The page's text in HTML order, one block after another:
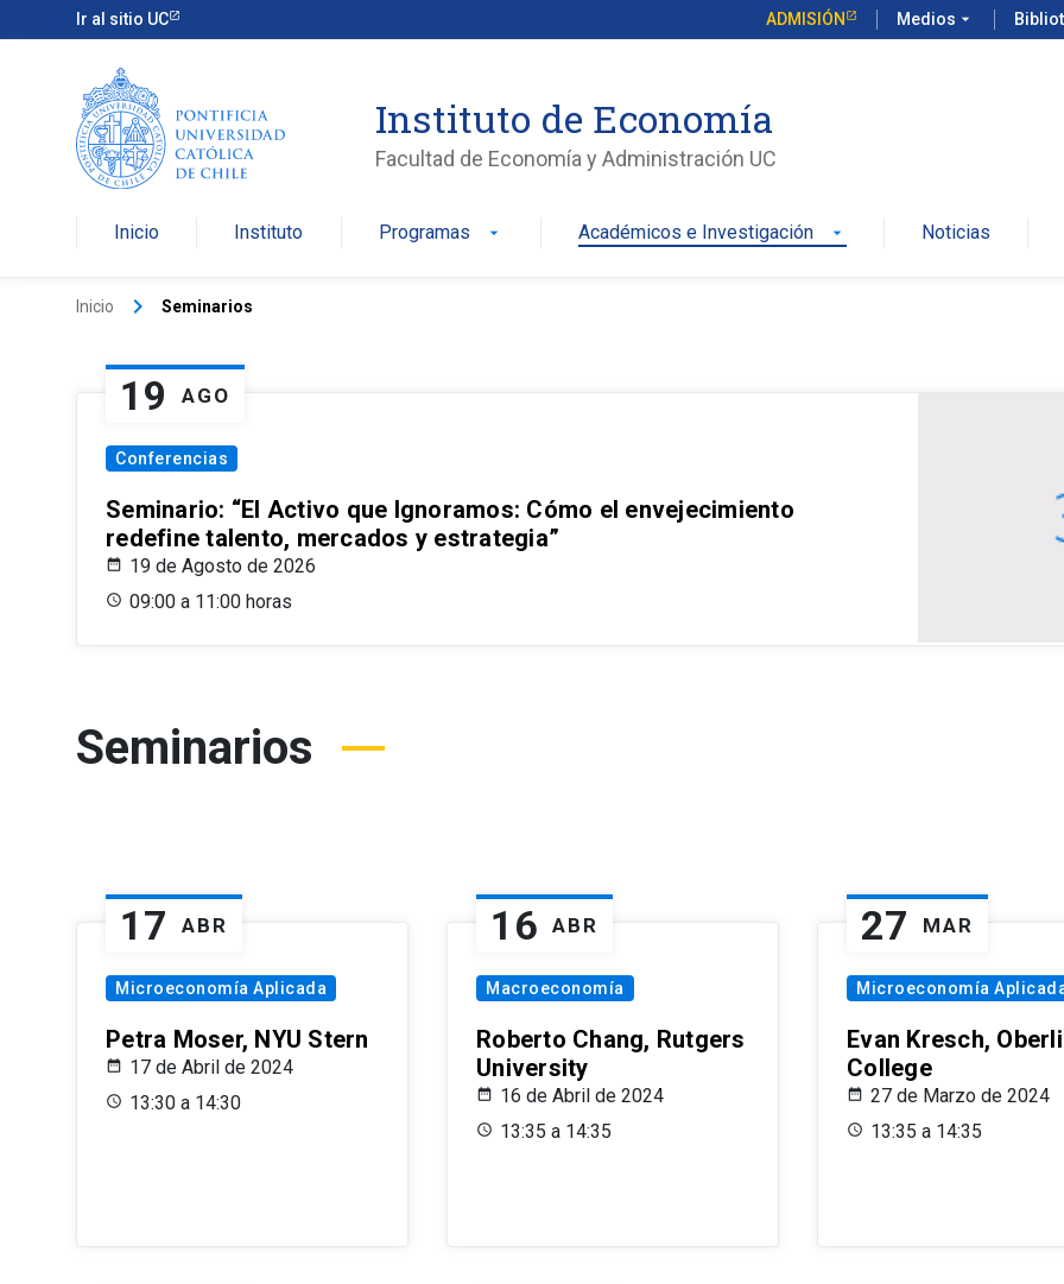
Ir al sitio UC ADMISIÓN Medios arrow_drop_down
Instituto de Economía
Facultad de Economía y Administración UC
Inicio Instituto Programas arrow_drop_down Académicos e Investigación arrow_drop_down Noticias
Inicio keyboard_arrow_right Seminarios
19 AGO
Conferencias
Seminario: “El Activo que Ignoramos: Cómo el envejecimiento
redefine talento, mercados y estrategia”
19 de Agosto de 2026
09:00 a 11:00 horas
Seminarios
17 ABR
Microeconomía Aplicada
Petra Moser, NYU Stern
17 de Abril de 2024
13:30 a 14:30
16 ABR
Macroeconomía
Roberto Chang, Rutgers
University
16 de Abril de 2024
13:35 a 14:35
27 MAR
Microeconomía
Evan Kresch,
College
27 de Marzo de 2024
13:35 a 14:35